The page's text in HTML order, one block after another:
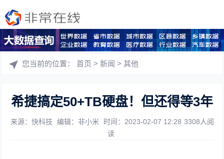
您当前的位置：首页 >新闻 >其他
希捷搞定50+TB硬盘！但还得等3年
来源：快科技 编辑：非小米 时间：2023-02-07 12:28 3308人阅
读